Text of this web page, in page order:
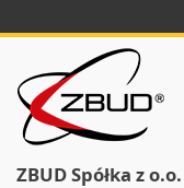
ZBUD Spółka z o.o.